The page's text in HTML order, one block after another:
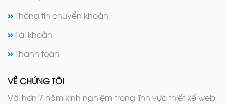
Thông tin chuyển khoản
Tài khoản
Thanh toán
VỀ CHÚNG TÔI
Với hơn 7 năm kinh nghiệm trong lĩnh vực thiết kế web,